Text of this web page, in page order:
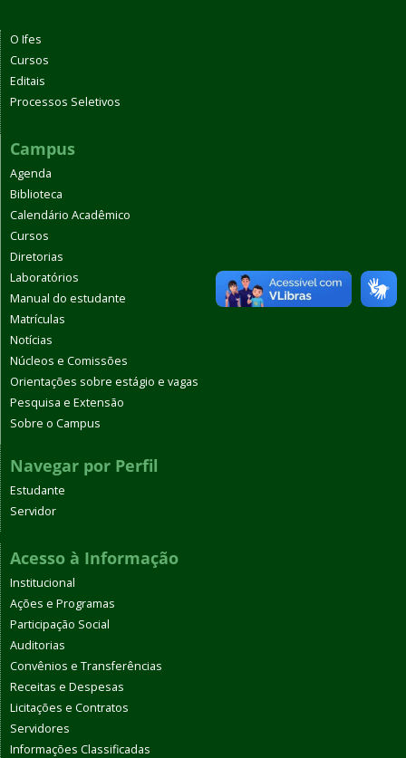
O Ifes
Cursos
Editais
Processos Seletivos
Campus
Agenda
Biblioteca
Calendário Acadêmico
Cursos
Diretorias
Laboratórios
Manual do estudante
Matrículas
Notícias
Núcleos e Comissões
Orientações sobre estágio e vagas
Pesquisa e Extensão
Sobre o Campus
Navegar por Perfil
Estudante
Servidor
Acesso à Informação
Institucional
Ações e Programas
Participação Social
Auditorias
Convênios e Transferências
Receitas e Despesas
Licitações e Contratos
Servidores
Informações Classificadas